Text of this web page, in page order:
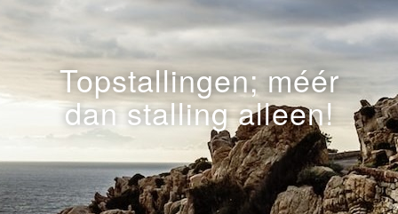
Topstallingen; méér
dan stalling alleen!